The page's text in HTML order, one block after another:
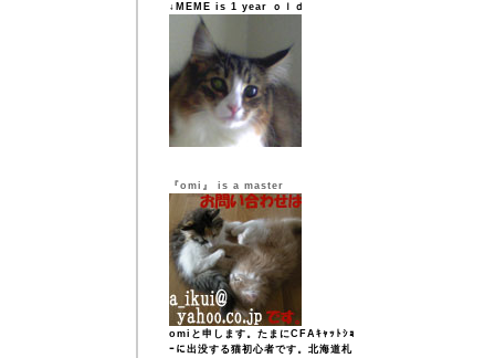
↓MEME is 1 year ｏｌｄ
『omi』 is a master
omiと申します。たまにCFAｷｬｯﾄｼｮ
ｰに出没する猫初心者です。北海道札